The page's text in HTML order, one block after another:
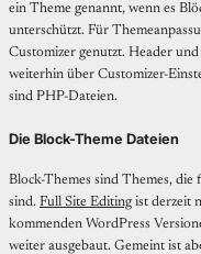
ein Theme genannt, wenn es
unterschützt. Für
Customizer genutzt. Header
weiterhin über Customizer-
sind PHP-Dateien.
Die Block-Theme Dateien
Block-Themes sind Themes,
sind. Full Site Editingist derzeit
kommenden WordPress
weiter ausgebaut. Gemeint ist